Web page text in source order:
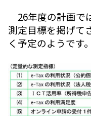
26年度の計画で
測定目標を掲げて
く予定のようです。